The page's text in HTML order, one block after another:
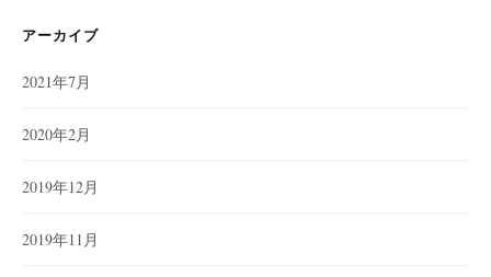
アーカイブ
2021年7月
2020年2月
2019年12月
2019年11月